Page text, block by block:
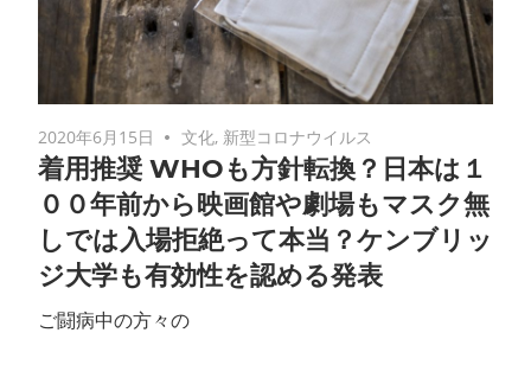
2020年6月15日 文化, 新型コロナウイルス
着用推奨 WHOも方針転換？日本は１
００年前から映画館や劇場もマスク無
しでは入場拒絶って本当？ケンブリッ
ジ大学も有効性を認める発表
ご闘病中の方々の